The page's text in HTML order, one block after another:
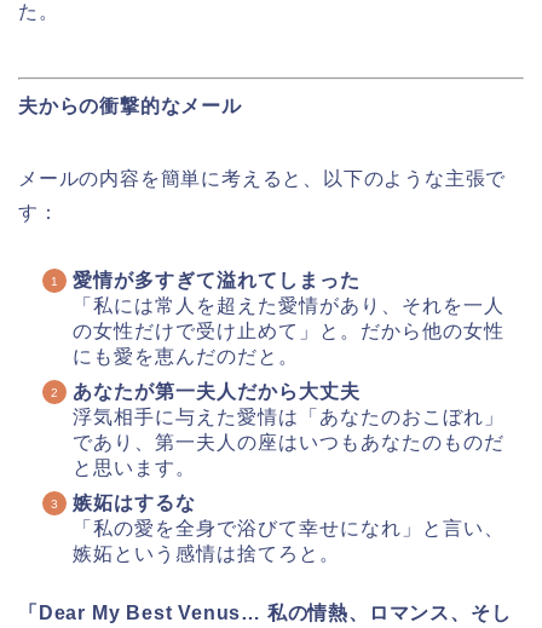
た。
夫からの衝撃的なメール
メールの内容を簡単に考えると、以下のような主張で
す：
愛情が多すぎて溢れてしまった
「私には常人を超えた愛情があり、それを一人
の女性だけで受け止めて」と。だから他の女性
にも愛を恵んだのだと。
あなたが第一夫人だから大丈夫
浮気相手に与えた愛情は「あなたのおこぼれ」
であり、第一夫人の座はいつもあなたのものだ
と思います。
嫉妬はするな
「私の愛を全身で浴びて幸せになれ」と言い、
嫉妬という感情は捨てろと。
「Dear My Best Venus… 私の情熱、ロマンス、そし